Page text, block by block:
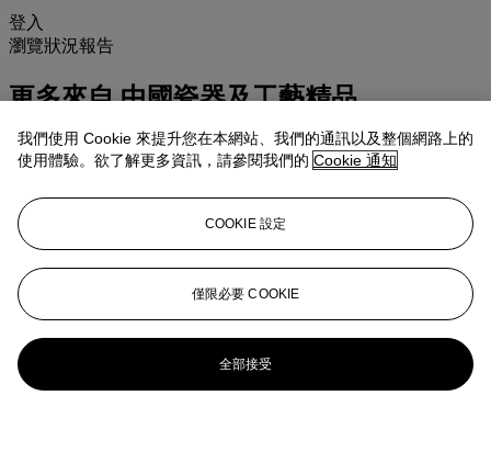
登入
瀏覽狀況報告
更多來自中國瓷器及工藝精品
查看全部
查看全部
我們使用 Cookie 來提升您在本網站、我們的通訊以及整個網路上的
使用體驗。欲了解更多資訊，請參閱我們的 Cookie 通知
COOKIE 設定
僅限必要 COOKIE
全部接受